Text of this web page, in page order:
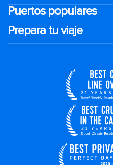
Puertos populares
Prepara tu viaje